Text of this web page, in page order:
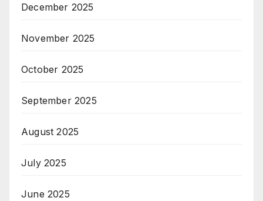
December 2025
November 2025
October 2025
September 2025
August 2025
July 2025
June 2025